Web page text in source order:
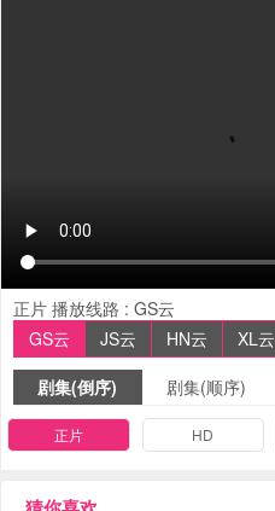
正片 播放线路 : GS云
GS云
JS云 HN云 XL云
剧集(倒序)
剧集(顺序)
正片 HD